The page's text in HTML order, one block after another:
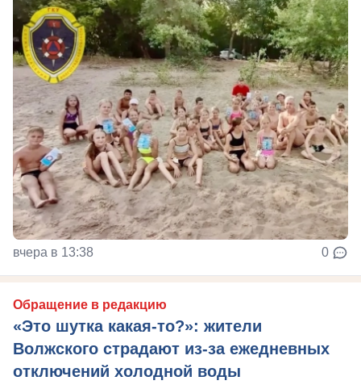
вчера в 13:38 0
Обращение в редакцию
«Это шутка какая-то?»: жители
Волжского страдают из‑за ежедневных
отключений холодной воды